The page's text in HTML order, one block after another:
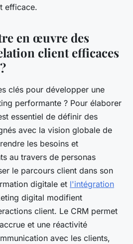
efficace.
en œuvre des
client efficaces
clés pour développer une
performante ? Pour élaborer
essentiel de définir des
avec la vision globale de
les besoins et
au travers de personas
le parcours client dans son
digitale et l'intégration
digital modifient
client. Le CRM permet
et une réactivité
avec les clients,